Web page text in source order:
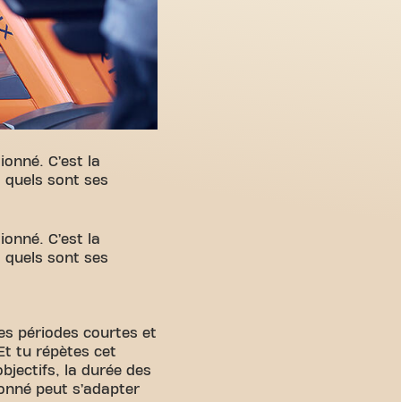
C’est la
quels sont ses
C’est la
quels sont ses
périodes courtes et
tu répètes cet
la durée des
peut s’adapter